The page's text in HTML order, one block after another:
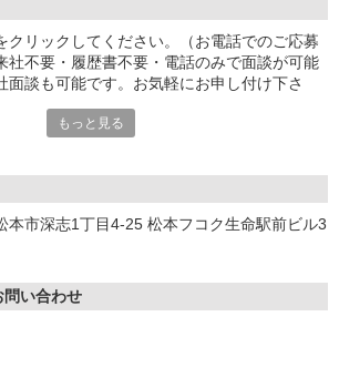
クリックしてください。（お電話でのご応募
社不要・履歴書不要・電話のみで面談が可能
面談も可能です。お気軽にお申し付け下さ
もっと見る
本市深志1丁目4-25 松本フコク生命駅前ビル3
問い合わせ